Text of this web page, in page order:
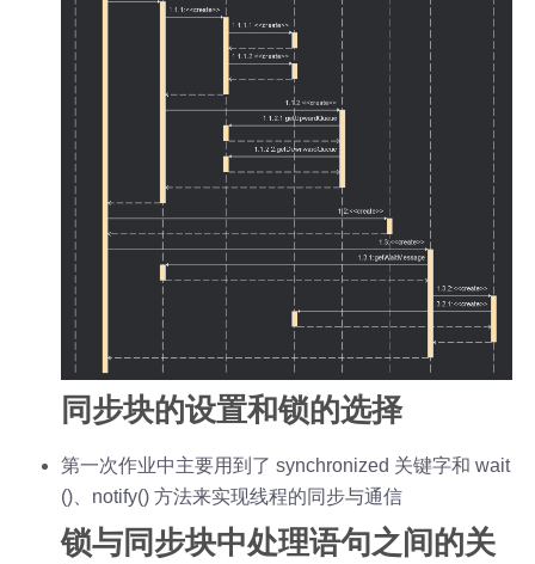
同步块的设置和锁的选择
第一次作业中主要用到了 synchronized 关键字和 wait
()、notify() 方法来实现线程的同步与通信
锁与同步块中处理语句之间的关